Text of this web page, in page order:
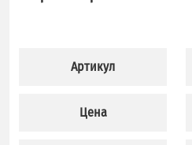
Артикул
Цена